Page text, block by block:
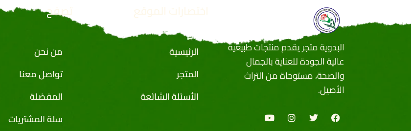
البدوية متجر يقدم منتجات طبيعية
عالية الجودة للعناية بالجمال
والصحة، مستوحاة من التراث
الأصيل.
الرئيسية
المتجر
الأسئلة الشائعة
تصفح
من نحن
تواصل معنا
المفضلة
سلة المشتريات